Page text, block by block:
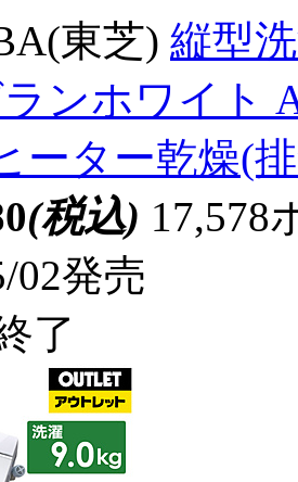
東芝) 縦型
ンホワイト
ーター乾燥(
(税込) 17,578
02発売
了